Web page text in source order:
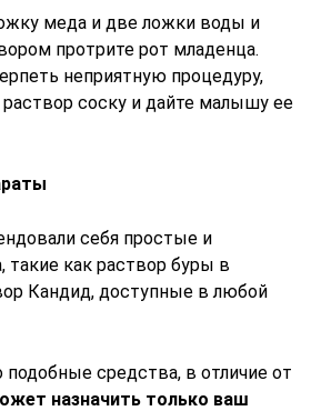
меда и две ложки воды и
протрите рот младенца.
неприятную процедуру,
соску и дайте малышу ее
себя простые и
такие как раствор буры в
Кандид, доступные в любой
средства, в отличие от
назначить только ваш